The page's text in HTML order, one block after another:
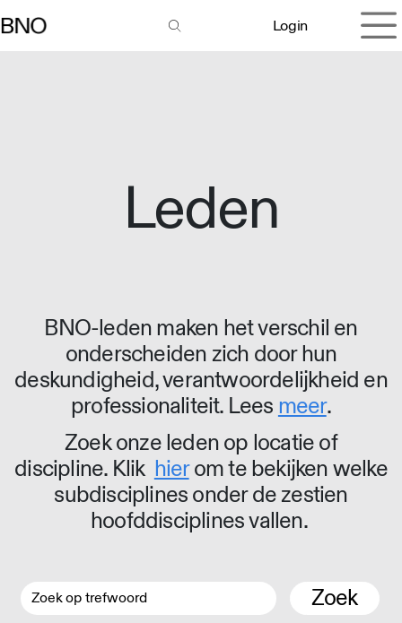
Login
Leden
BNO-leden maken het verschil en
onderscheiden zich door hun
deskundigheid, verantwoordelijkheid en
professionaliteit. Lees meer.
Zoek onze leden op locatie of
discipline. Klik hierom te bekijken welke
subdisciplines onder de zestien
hoofddisciplines vallen.
Zoek